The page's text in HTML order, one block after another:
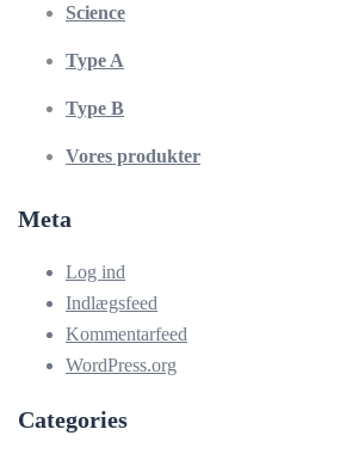
Science
Type A
Type B
Vores produkter
Meta
Log ind
Indlægsfeed
Kommentarfeed
WordPress.org
Categories